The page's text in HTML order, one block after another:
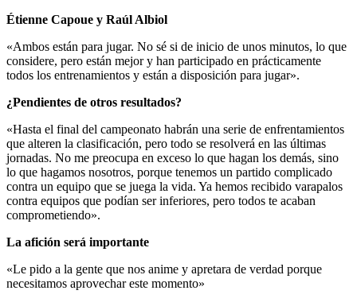
Étienne Capoue y Raúl Albiol
«Ambos están para jugar. No sé si de inicio de unos minutos, lo que
considere, pero están mejor y han participado en prácticamente
todos los entrenamientos y están a disposición para jugar».
¿Pendientes de otros resultados?
«Hasta el final del campeonato habrán una serie de enfrentamientos
que alteren la clasificación, pero todo se resolverá en las últimas
jornadas. No me preocupa en exceso lo que hagan los demás, sino
lo que hagamos nosotros, porque tenemos un partido complicado
contra un equipo que se juega la vida. Ya hemos recibido varapalos
contra equipos que podían ser inferiores, pero todos te acaban
comprometiendo».
La afición será importante
«Le pido a la gente que nos anime y apretara de verdad porque
necesitamos aprovechar este momento»